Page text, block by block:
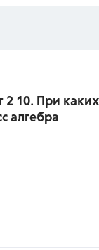
2 10. При каких
алгебра